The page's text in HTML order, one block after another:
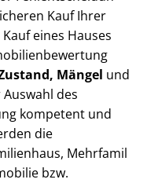
Kauf Ihrer
eines Hauses
Mängel und
des
kompetent und
die
Mehr­fa­mi­l
bzw.